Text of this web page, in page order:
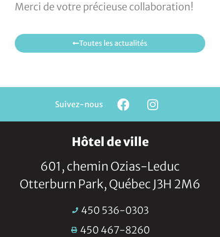
Merci de votre précieuse collaboration!
Toutes les actualités
Suivez-nous
Hôtel de ville
601, chemin Ozias-Leduc
Otterburn Park, Québec J3H 2M6
450 536-0303
450 467-8260